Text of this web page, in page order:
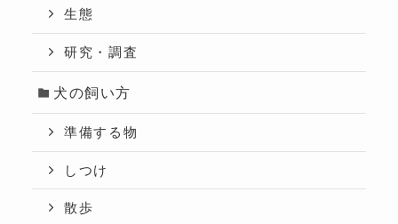
生態
研究・調査
犬の飼い方
準備する物
しつけ
散歩